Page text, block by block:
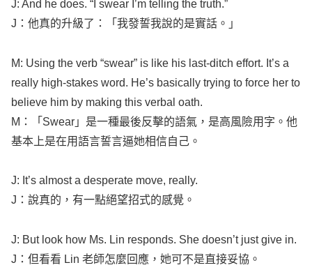
J: And he does. “I swear I’m telling the truth.”
J：他真的升級了：「我發誓我說的是實話。」
M: Using the verb “swear” is like his last-ditch effort. It’s a
really high-stakes word. He’s basically trying to force her to
believe him by making this verbal oath.
M：「 Swear 」是一種最後反擊的語氣，是高風險用字。他
基本上是在用語言誓言逼她相信自己。
J: It’s almosta desperate move, really.
J：說真的，有一點絕望招式的感覺。
J: But look how Ms. Lin responds. She doesn’tjustgive in.
J：但看看 Lin 老師怎麼回應，她可不是直接妥協。